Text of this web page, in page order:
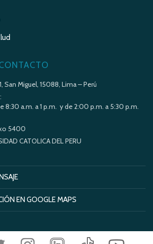
San Miguel, 15088, Lima – Perú
8:30 a.m. a 1 p.m. y de 2:00 p.m. a 5:30 p.m.
5400
CATOLICA DEL PERU
EN GOOGLE MAPS